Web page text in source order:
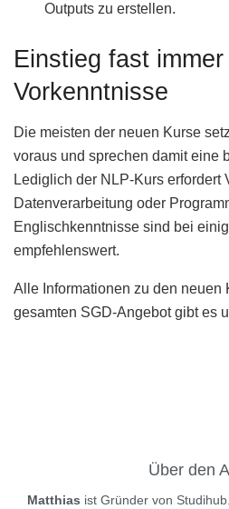
Outputs zu erstellen.
Einstieg fast
Vorkenntnisse
Die meisten der neuen Kurse
voraus und sprechen damit eine
Lediglich der NLP-Kurs erfordert
Datenverarbeitung oder
Englischkenntnisse sind bei
empfehlenswert.
Alle Informationen zu den neuen
gesamten SGD-Angebot gibt es
Über den
Matthias ist Gründer von